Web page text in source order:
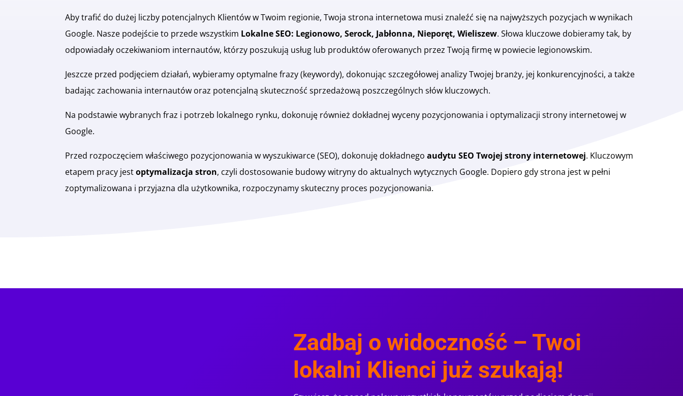
Aby trafić do dużej liczby potencjalnych Klientów w Twoim regionie, Twoja strona internetowa musi znaleźć się na najwyższych pozycjach w wynikach
Google. Nasze podejście to przede wszystkim Lokalne SEO: Legionowo, Serock, Jabłonna, Nieporęt, Wieliszew. Słowa kluczowe dobieramy tak, by
odpowiadały oczekiwaniom internautów, którzy poszukują usług lub produktów oferowanych przez Twoją firmę w powiecie legionowskim.
Jeszcze przed podjęciem działań, wybieramy optymalne frazy (keywordy), dokonując szczegółowej analizy Twojej branży, jej konkurencyjności, a także
badając zachowania internautów oraz potencjalną skuteczność sprzedażową poszczególnych słów kluczowych.
Na podstawie wybranych fraz i potrzeb lokalnego rynku, dokonuję również dokładnej wyceny pozycjonowania i optymalizacji strony internetowej w
Google.
Przed rozpoczęciem właściwego pozycjonowania w wyszukiwarce (SEO), dokonuję dokładnego audytu SEO Twojej strony internetowej. Kluczowym
etapem pracy jestoptymalizacja stron, czyli dostosowanie budowy witryny do aktualnych wytycznych Google. Dopiero gdy strona jest w pełni
zoptymalizowana i przyjazna dla użytkownika, rozpoczynamy skuteczny proces pozycjonowania.
Zadbaj o widoczność – Twoi
lokalni Klienci już szukają!